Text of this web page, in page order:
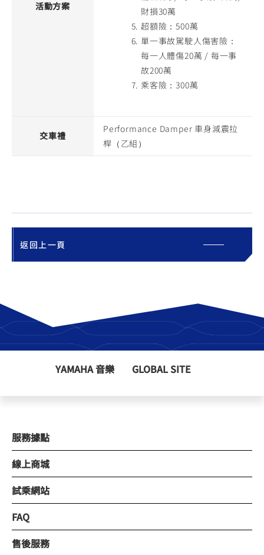
活動方案
財損30萬
超額險：500萬
單一事故駕駛人傷害險：
每一人體傷20萬 / 每一事
故200萬
乘客險：300萬
交車禮
Performance Damper 車身減震拉
桿（乙組）
返回上一頁
YAMAHA 音樂 GLOBAL SITE
服務據點
線上商城
試乘網站
FAQ
售後服務